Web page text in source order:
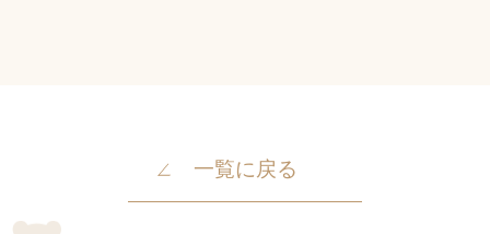
サ葉エキス、ビスエチルヘキシルオキシフェノールメトキ
シフェニルトリアジン、（アクリレーツ／メタクリル酸ポ
リトリメチルシロキシ）コポリマー、リンゴ酸ジイソステ
一覧に戻る